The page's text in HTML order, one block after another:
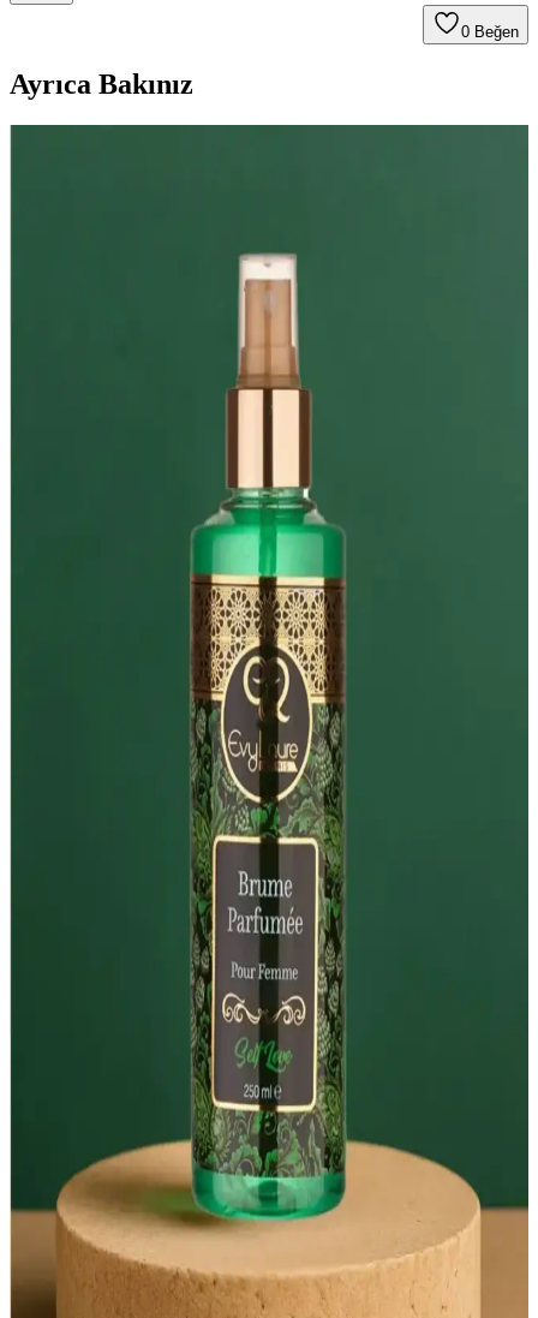
0 Beğen
Ayrıca Bakınız
yaşamda tazelik ve pratiklik sunar, hafif kokular ve doğal içeriklerle
Canlandırıcı Etkiler İçin Uygun Seçenekler
Pembe vücut spreyleri, hafif kokuları ve doğal içerikleriyle günlük
Bee Beauty Bronz Etkili Vücut Spreyi: Parlaklık ve
Ferahlık Sağlayan Güncel Seçenekler
Bee Beauty bronz etkili vücut spreyi, doğal parlaklık ve ferahlatıcı
kokusu ile günlük bakımda pratik ve uygun fiyatlı bir tercih sunar.
Ferahlatıcı ve Hoş Kokulu Vücut Spreyleri: Günlük
Kullanım İçin En İyi Seçenekler
Ferahlatıcı ve hoş kokulu vücut spreyleri, günlük bakımda ferahlık
ve özgüven sağlar. Hafif formülleri ve kalıcı kokularıyla pratik
Bee Beauty Bronze Işıltılı Vücut Spreyi: Doğal
Parlaklık ve Ferahlatıcı Etki Sağlayan Ürün
Bee Beauty Bronze Işıltılı Vücut Spreyi, 250 ml'lik şişesiyle doğal
parlaklık ve ferahlatıcı etkisiyle günlük bakımda pratik ve şık bir
Bee Beauty Gold Işıltılı Vücut Spreyi Parlaklık ve
Ferahlık Sunan Kozmetik Ürünü
Bee Beauty Gold Işıltılı Vücut Spreyi, hafif yapısı ve kalıcı
kokusuyla cilde parlaklık ve ferahlık kazandırır. 250 ml'lik şişesiyle
uzun süre kullanılır, doğal ışıltı ve tazelik sağlar.
Lust Body Mist Nedir ve Güzellik Dünyasında Nasıl
Bir Yeri Vardır
Lust Body Mist, hafif ve ferahlatıcı kokularıyla günlük bakımda
tercih edilen pratik bir vücut spreyi. Eda Taşpınar ile doğrudan
bağlantısı olmayan ürün, içerik ve kullanım amacına odaklanır.
Parlak ve Ferahlatıcı Vücut Spreyleri ile Günlük
Bakımda Yenilikçi Dokunuşlar